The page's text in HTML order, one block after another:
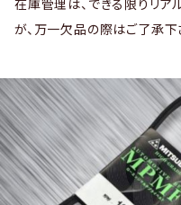
在庫管理は、できる限りリア
が、万一欠品の際はご了承下